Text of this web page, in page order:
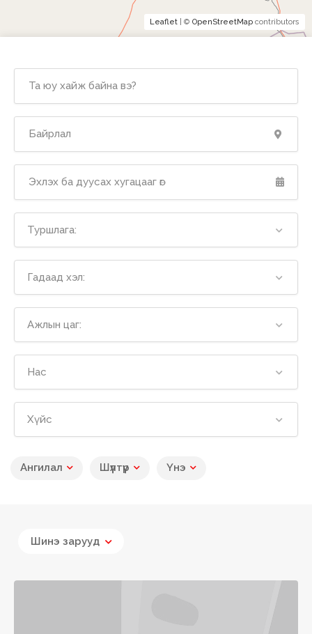
Leaflet | © OpenStreetMap contributors
Туршлага:
Гадаад хэл:
Ажлын цаг:
Нас
Хүйс
Ангилал Шүүлтүүр Үнэ
Шинэ зарууд